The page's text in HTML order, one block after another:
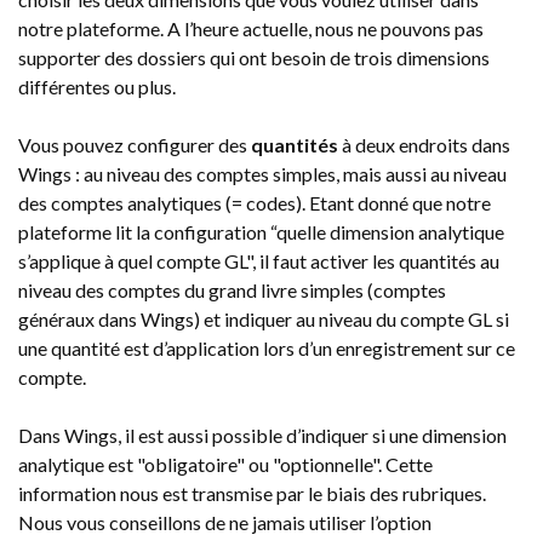
notre plateforme. A l’heure actuelle, nous ne pouvons pas
supporter des dossiers qui ont besoin de trois dimensions
différentes ou plus.
Vous pouvez configurer des quantités à deux endroits dans
Wings : au niveau des comptes simples, mais aussi au niveau
des comptes analytiques (= codes). Etant donné que notre
plateforme lit la configuration “quelle dimension analytique
s’applique à quel compte GL", il faut activer les quantités au
niveau des comptes du grand livre simples (comptes
généraux dans Wings) et indiquer au niveau du compte GL si
une quantité est d’application lors d’un enregistrement sur ce
compte.
Dans Wings, il est aussi possible d’indiquer si une dimension
analytique est "obligatoire" ou "optionnelle". Cette
information nous est transmise par le biais des rubriques.
Nous vous conseillons de ne jamais utiliser l’option